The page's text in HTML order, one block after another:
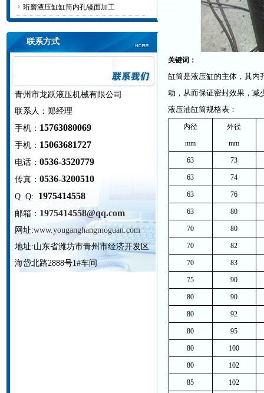
珩磨液压缸缸筒内孔镜面加工
联系方式
青州市龙跃液压机械有限公司
联系人：郑经理
手机： 15763080069
手机： 15063681727
电话： 0536-3520779
传真： 0536-3200510
Q Q: 1975414558
邮箱： 1975414558@qq.com
网址:www.youganghangmoguan.com
地址:山东省潍坊市青州市经济开发区
海岱北路2888号1#车间
关键词：
缸筒是液压缸的主体，其内
动，从而保证密封效果，减
液压油缸筒规格表：
内径
mm
外径
mm
63 73
63 74
63 76
63 80
70 80
70 82
70 83
75 90
80 90
80 92
80 95
80 100
80 102
85 102